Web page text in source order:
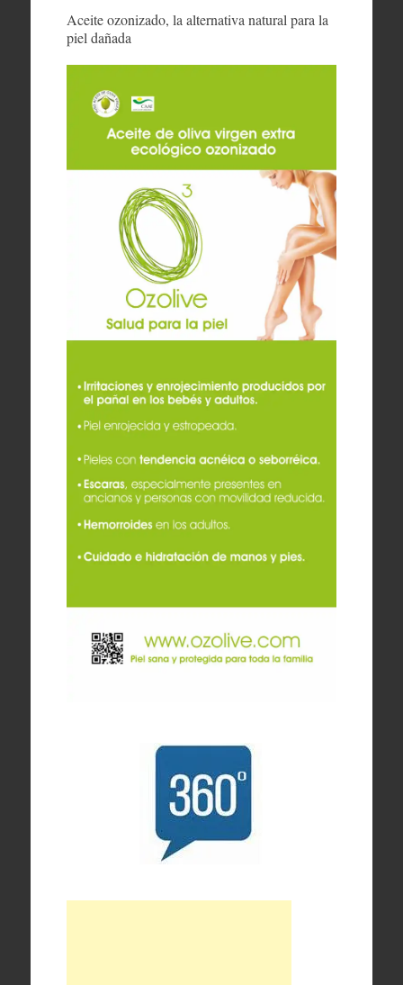
Aceite ozonizado, la alternativa natural para la
piel dañada